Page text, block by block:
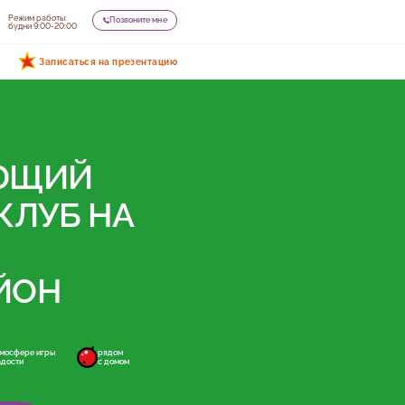
Режим работы:
будни 9:00-20:00
Позвоните мне
Записаться на презентацию
НА
игры
рядом
с домом